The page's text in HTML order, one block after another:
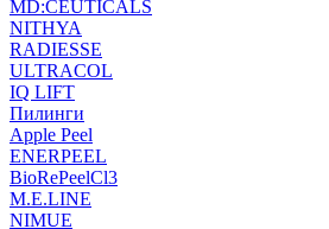
MD:CEUTICALS
NITHYA
RADIESSE
ULTRACOL
IQ LIFT
Пилинги
Apple Peel
ENERPEEL
BioRePeelCl3
M.E.LINE
NIMUE